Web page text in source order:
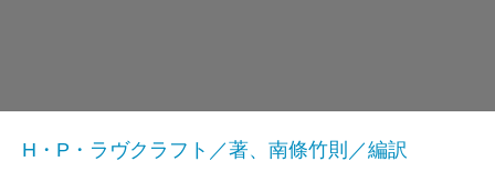
H・P・ラヴクラフト／著、南條竹則／編訳